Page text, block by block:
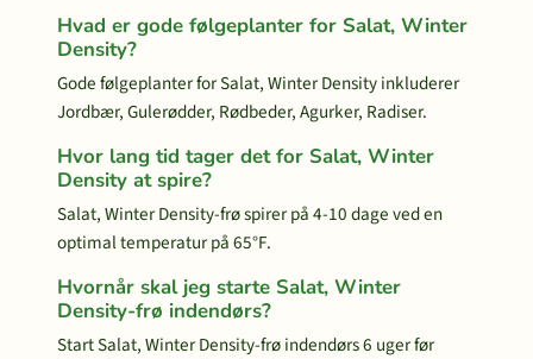
Hvad er gode følgeplanter for Salat, Winter
Density?
Gode følgeplanter for Salat, Winter Density inkluderer
Jordbær, Gulerødder, Rødbeder, Agurker, Radiser.
Hvor lang tid tager det for Salat, Winter
Density at spire?
Salat, Winter Density-frø spirer på 4-10 dage ved en
optimal temperatur på 65°F.
Hvornår skal jeg starte Salat, Winter
Density-frø indendørs?
Start Salat, Winter Density-frø indendørs 6 uger før